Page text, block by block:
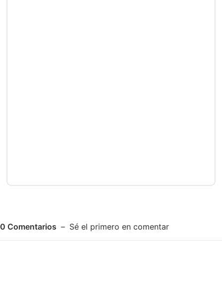
0 Comentarios Sé el primero en comentar